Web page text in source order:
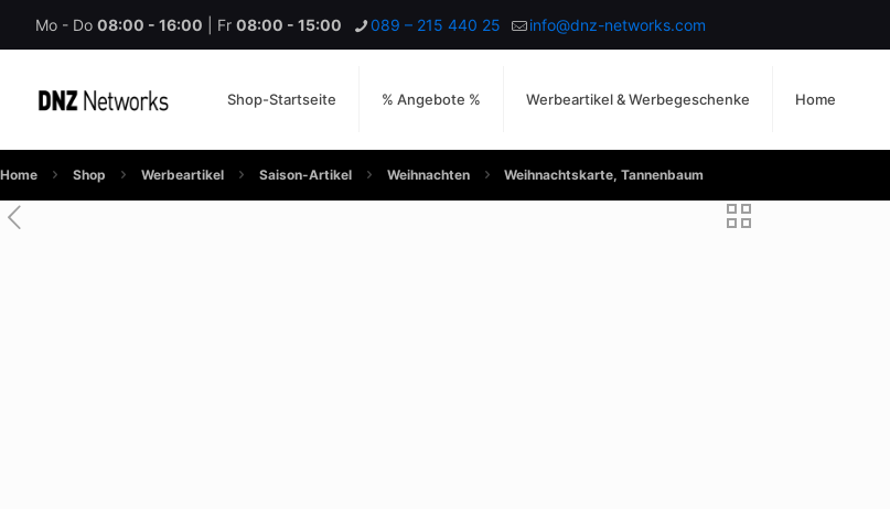
Mo - Do 08:00 - 16:00 | Fr 08:00 - 15:00 089 – 215 440 25 info@dnz-networks.com
Shop-Startseite % Angebote % Werbeartikel & Werbegeschenke Home
Home Shop Werbeartikel Saison-Artikel Weihnachten Weihnachtskarte, Tannenbaum